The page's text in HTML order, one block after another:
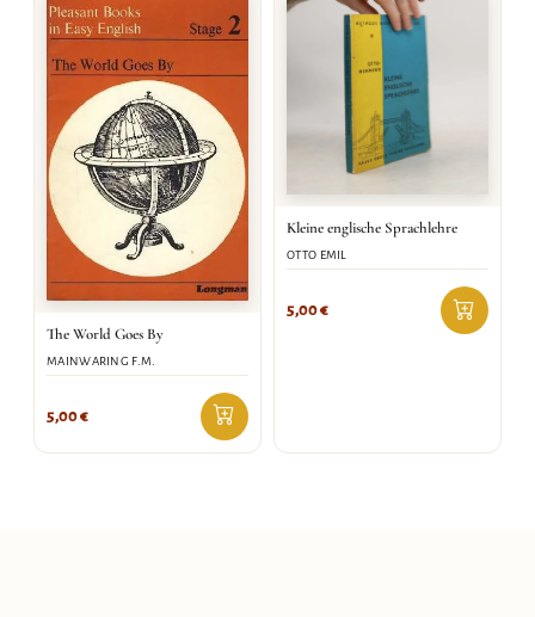
The World Goes By
MAINWARING F.M.
5,00€
Kleine englische Sprachlehre
OTTO EMIL
5,00€